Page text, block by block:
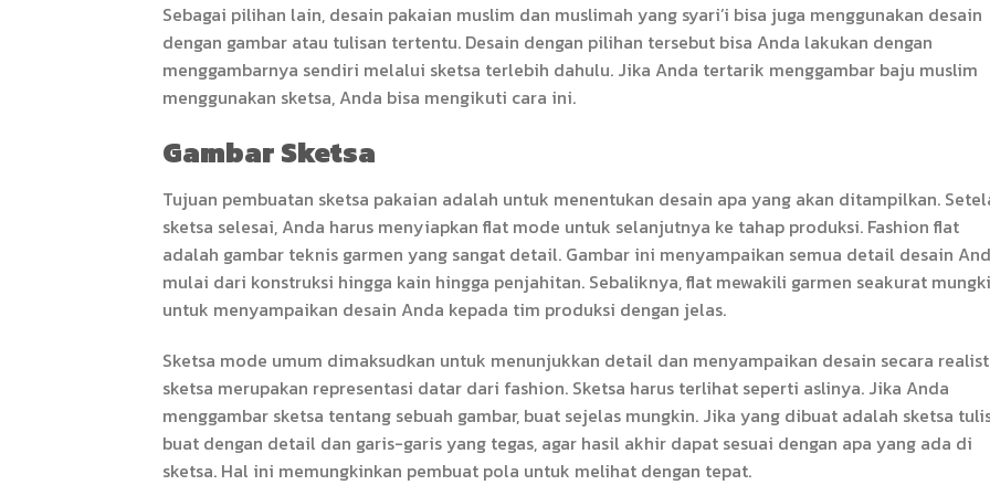
Sebagai pilihan lain, desain pakaian muslim dan muslimah yang syari’i bisa juga menggunakan desain
dengan gambar atau tulisan tertentu. Desain dengan pilihan tersebut bisa Anda lakukan dengan
menggambarnya sendiri melalui sketsa terlebih dahulu. Jika Anda tertarik menggambar baju muslim
menggunakan sketsa, Anda bisa mengikuti cara ini.
Gambar Sketsa
Tujuan pembuatan sketsa pakaian adalah untuk menentukan desain apa yang akan ditampilkan.
sketsa selesai, Anda harus menyiapkan flat mode untuk selanjutnya ke tahap produksi. Fashion flat
adalah gambar teknis garmen yang sangat detail. Gambar ini menyampaikan semua detail desain
mulai dari konstruksi hingga kain hingga penjahitan. Sebaliknya, flat mewakili garmen seakurat
untuk menyampaikan desain Anda kepada tim produksi dengan jelas.
Sketsa mode umum dimaksudkan untuk menunjukkan detail dan menyampaikan desain secara
sketsa merupakan representasi datar dari fashion. Sketsa harus terlihat seperti aslinya. Jika Anda
menggambar sketsa tentang sebuah gambar, buat sejelas mungkin. Jika yang dibuat adalah sketsa
buat dengan detail dan garis-garis yang tegas, agar hasil akhir dapat sesuai dengan apa yang ada di
sketsa. Hal ini memungkinkan pembuat pola untuk melihat dengan tepat.